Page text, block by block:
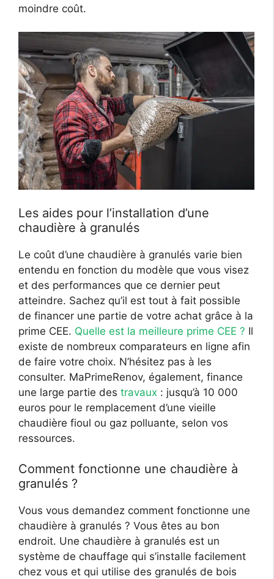
moindre coût.
Les aides pour l’installation d’une
chaudière à granulés
Le coût d’une chaudière à granulés varie bien
entendu en fonction du modèle que vous visez
et des performances que ce dernier peut
atteindre. Sachez qu’il est tout à fait possible
de financer une partie de votre achat grâce à la
prime CEE. Quelle est la meilleure prime CEE ? Il
existe de nombreux comparateurs en ligne afin
de faire votre choix. N’hésitez pas à les
consulter. MaPrimeRenov, également, finance
une large partie des travaux : jusqu’à 10 000
euros pour le remplacement d’une vieille
chaudière fioul ou gaz polluante, selon vos
ressources.
Comment fonctionne une chaudière à
granulés ?
Vous vous demandez comment fonctionne une
chaudière à granulés ? Vous êtes au bon
endroit. Une chaudière à granulés est un
système de chauffage qui s’installe facilement
chez vous et qui utilise des granulés de bois